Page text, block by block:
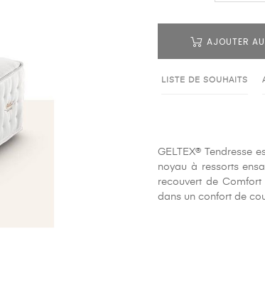
AJOUTER
LISTE DE SOUHAITS
GELTEX® Tendresse
noyau à ressorts
recouvert de
dans un confort de